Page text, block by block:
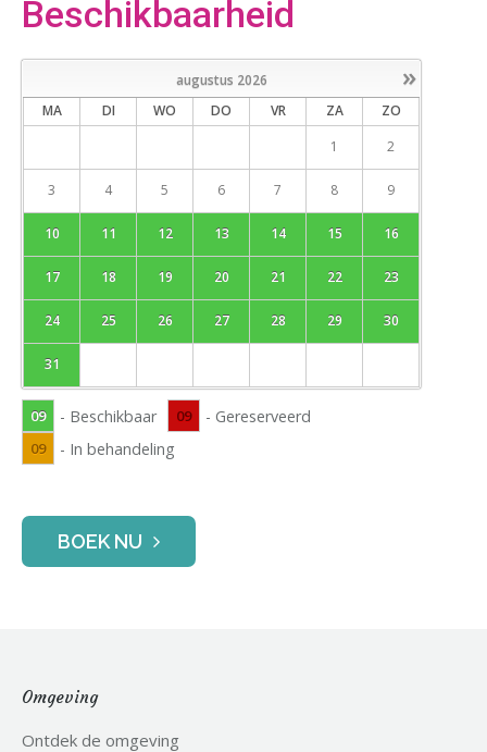
Beschikbaarheid
»
augustus 2026
MA
DI WO DO VR ZA
ZO
1
2
3 4 5 6 7 8 9
10 11 12 13 14 15 16
17 18 19 20 21 22 23
24 25 26 27 28 29 30
31
09 - Beschikbaar 09 - Gereserveerd
09 - In behandeling
BOEK NU
Omgeving
Ontdek de omgeving